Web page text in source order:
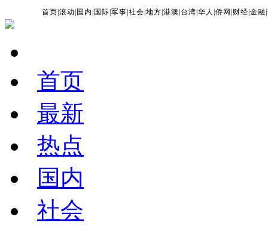
首页 |滚动 国内 国际 |军事 |社会 |地方 |港澳 台湾 |华人 |侨网 财经 |金融 |
首页
最新
热点
国内
社会